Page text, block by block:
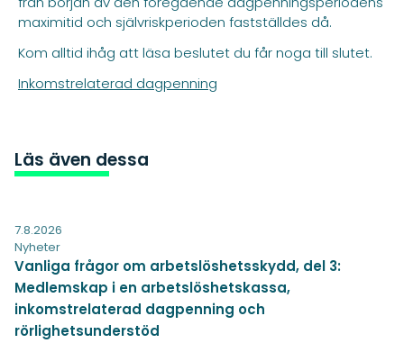
Läs även dessa
7.8.2026
Nyheter
Vanliga frågor om arbetslöshetsskydd, del 3:
Medlemskap i en arbetslöshetskassa,
inkomstrelaterad dagpenning och
rörlighetsunderstöd
maximitid och självriskperioden fastställdes då.
Kom alltid ihåg att läsa beslutet du får noga till slutet.
Inkomstrelaterad dagpenning